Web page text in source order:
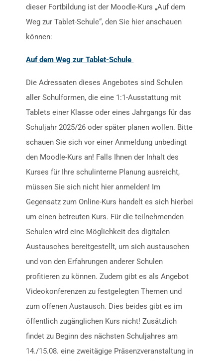
dieser Fortbildung ist der Moodle-Kurs „Auf dem
Weg zur Tablet-Schule“, den Sie hier anschauen
können:
Auf dem Weg zur Tablet-Schule
Die Adressaten dieses Angebotes sind Schulen
aller Schulformen, die eine 1:1-Ausstattung mit
Tablets einer Klasse oder eines Jahrgangs für das
Schuljahr 2025/26 oder später planen wollen. Bitte
schauen Sie sich vor einer Anmeldung unbedingt
den Moodle-Kurs an! Falls Ihnen der Inhalt des
Kurses für Ihre schulinterne Planung ausreicht,
müssen Sie sich nicht hier anmelden! Im
Gegensatz zum Online-Kurs handelt es sich hierbei
um einen betreuten Kurs. Für die teilnehmenden
Schulen wird eine Möglichkeit des digitalen
Austausches bereitgestellt, um sich austauschen
und von den Erfahrungen anderer Schulen
profitieren zu können. Zudem gibt es als Angebot
Videokonferenzen zu festgelegten Themen und
zum offenen Austausch. Dies beides gibt es im
öffentlich zugänglichen Kurs nicht! Zusätzlich
findet zu Beginn des nächsten Schuljahres am
14./15.08. eine zweitägige Präsenzveranstaltung in